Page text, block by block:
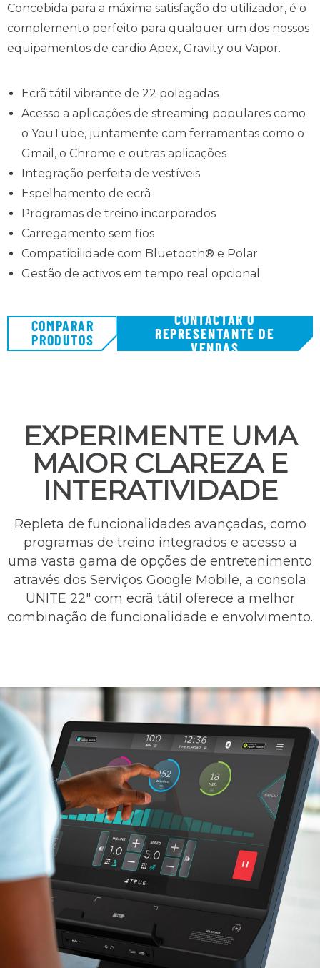
Concebida para a máxima satisfação do utilizador, é o
complemento perfeito para qualquer um dos nossos
equipamentos de cardio Apex, Gravity ou Vapor.
Ecrã tátil vibrante de 22 polegadas
Acesso a aplicações de streaming populares como
o YouTube, juntamente com ferramentas como o
Gmail, o Chrome e outras aplicações
Integração perfeita de vestíveis
Espelhamento de ecrã
Programas de treino incorporados
Carregamento sem fios
Compatibilidade com Bluetooth® e Polar
Gestão de activos em tempo real opcional
COMPARAR
PRODUTOS
CONTACTAR O
REPRESENTANTE DE
VENDAS
EXPERIMENTE UMA
MAIOR CLAREZA E
INTERATIVIDADE
Repleta de funcionalidades avançadas, como
programas de treino integrados e acesso a
uma vasta gama de opções de entretenimento
através dos Serviços Google Mobile, a consola
UNITE 22″ com ecrã tátil oferece a melhor
combinação de funcionalidade e envolvimento.